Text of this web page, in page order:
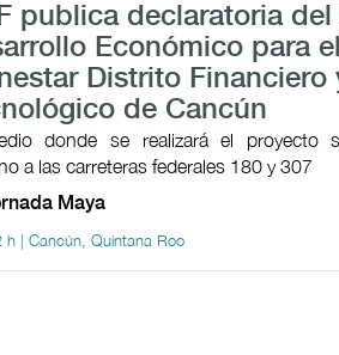
publica declaratoria
Económico para el
Distrito Financiero
de Cancún
donde se realizará el proyecto
a las carreteras federales 180 y 307
Maya
h | Cancún, Quintana Roo